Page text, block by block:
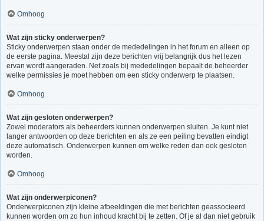
Omhoog
Wat zijn sticky onderwerpen?
Sticky onderwerpen staan onder de mededelingen in het forum en alleen op
de eerste pagina. Meestal zijn deze berichten vrij belangrijk dus het lezen
ervan wordt aangeraden. Net zoals bij mededelingen bepaalt de beheerder
welke permissies je moet hebben om een sticky onderwerp te plaatsen.
Omhoog
Wat zijn gesloten onderwerpen?
Zowel moderators als beheerders kunnen onderwerpen sluiten. Je kunt niet
langer antwoorden op deze berichten en als ze een peiling bevatten eindigt
deze automatisch. Onderwerpen kunnen om welke reden dan ook gesloten
worden.
Omhoog
Wat zijn onderwerpiconen?
Onderwerpiconen zijn kleine afbeeldingen die met berichten geassocieerd
kunnen worden om zo hun inhoud kracht bij te zetten. Of je al dan niet gebruik